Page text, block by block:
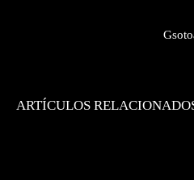
ARTÍCULOS